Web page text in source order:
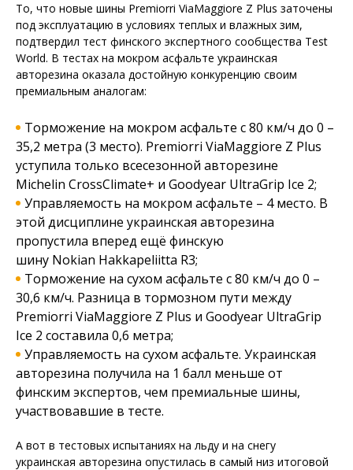
То, что новые шины Premiorri ViaMaggiore Z Plus заточены
под эксплуатацию в условиях теплых и влажных зим,
подтвердил тест финского экспертного сообщества Test
World. В тестах на мокром асфальте украинская
авторезина оказала достойную конкуренцию своим
премиальным аналогам:
Торможение на мокром асфальте с 80 км/ч до 0 –
35,2 метра (3 место). Premiorri ViaMaggiore Z Plus
уступила только всесезонной авторезине
Michelin CrossClimate+ и Goodyear UltraGrip Ice 2;
Управляемость на мокром асфальте – 4 место. В
этой дисциплине украинская авторезина
пропустила вперед ещё финскую
шину Nokian Hakkapeliitta R3;
Торможение на сухом асфальте с 80 км/ч до 0 –
30,6 км/ч. Разница в тормозном пути между
Premiorri ViaMaggiore Z Plus и Goodyear UltraGrip
Ice 2 составила 0,6 метра;
Управляемость на сухом асфальте. Украинская
авторезина получила на 1 балл меньше от
финским экспертов, чем премиальные шины,
участвовавшие в тесте.
А вот в тестовых испытаниях на льду и на снегу
украинская авторезина опустилась в самый низ итоговой